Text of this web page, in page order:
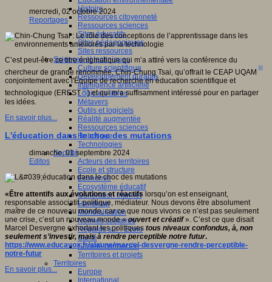
Histoire
Ressources citoyenneté
Ressources sciences
Sites éducatifs
Sites pédagogiques
Sites ressources
Sciences et techniques
Culture scientifique
Développement durable
Intelligence artificielle
Logiciels libres
Métavers
Outils et logiciels
Réalité augmentée
Ressources sciences
Robotique
Technologies
Société
Acteurs des territoires
Ecole et structure
Economie
Ecosystème éducatif
Génération internet
Handicap
Mondialisation
Normes scolaires
Regards sur l’Ecole
Santé
Société connectée
Territoires et projets
Territoires
Europe
International
mercredi, 02 octobre 2024
Reportages
C’est peut-être ce titre énigmatique qui m’a attiré vers la conférence du
chercheur de grande renommée, Chin-Chung Tsai, qu’offrait le CEAP UQAM
[i]
conjointement avec l'Équipe de recherche en éducation scientifique et
technologique (EREST
[ii]
) et qui m’a suffisamment intéressé pour en partager
les idées.
En savoir plus...
L'éducation dans le choc des mutations
dimanche, 01 septembre 2024
Editos
«Être attentifs aux évolutions et réactifs lorsqu’on est enseignant,
responsable associatif, politique, médiateur. Nous devons être absolument
maître de ce nouveau monde, car ce que nous vivons ce n’est pas seulement
une crise, c’est un nouveau monde «ouvert et créatif». C’est ce que disait
Marcel Desvergne exhortant les politiques tous niveaux confondus, à, non
seulement s’investir, mais à rendre perceptible notre futur.
https://www.educavox.fr/alaune/marcel-desvergne-rendre-perceptible-
notre-futur
En savoir plus...